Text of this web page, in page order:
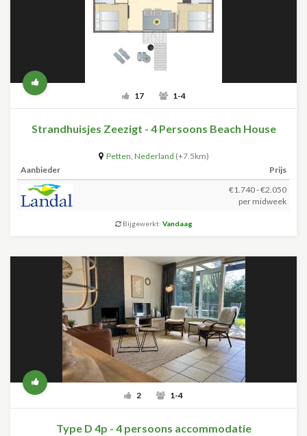
17 1-4
Strandhuisjes Zeezigt - 4 Persoons Beach House
Petten, Nederland (+7.5km)
Aanbieder
Prijs
€1.740 - €2.050
per midweek
Bijgewerkt: Vandaag
2 1-4
Type D 4p - 4 persoons accommodatie